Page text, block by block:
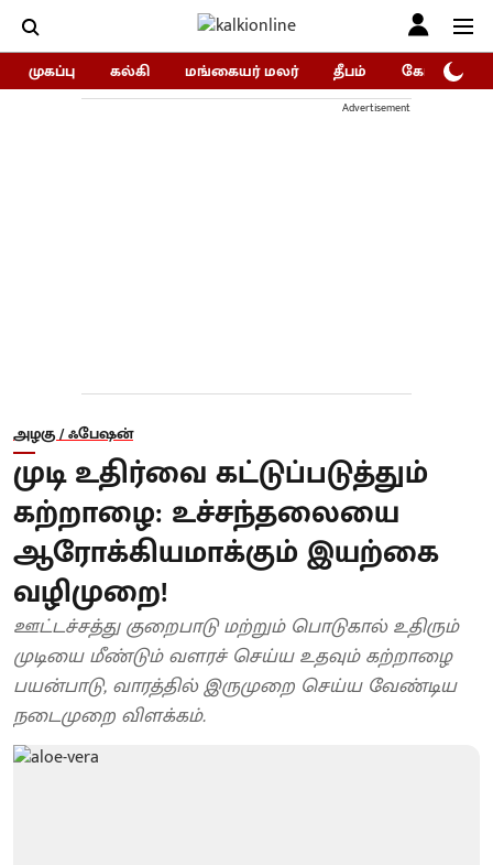
முகப்பு கல்கி மங்கையர் மலர் தீபம் கோகுலம்/
Advertisement
அழகு / ஃபேஷன்
முடி உதிர்வை கட்டுப்படுத்தும்
கற்றாழை: உச்சந்தலையை
ஆரோக்கியமாக்கும் இயற்கை
வழிமுறை!
ஊட்டச்சத்து குறைபாடு மற்றும் பொடுகால் உதிரும்
முடியை மீண்டும் வளரச் செய்ய உதவும் கற்றாழை
பயன்பாடு, வாரத்தில் இருமுறை செய்ய வேண்டிய
நடைமுறை விளக்கம்.